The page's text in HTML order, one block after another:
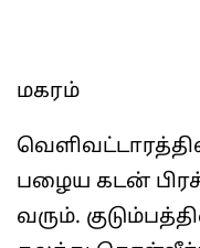
மகரம்
பழைய கடன்
வரும்.